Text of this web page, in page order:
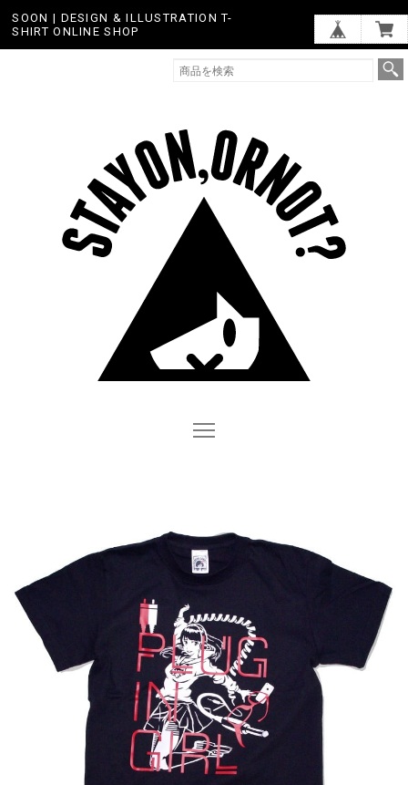
SOON | DESIGN & ILLUSTRATION T-
SHIRT ONLINE SHOP